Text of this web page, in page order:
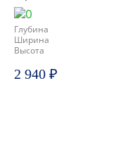
Глубина
Ширина
Высота
2 940 ₽